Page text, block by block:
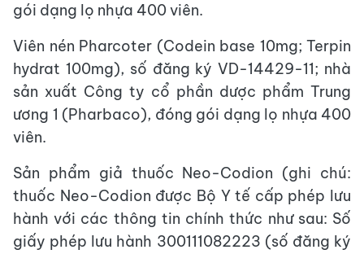
gói dạng lọ nhựa 400 viên.
Viên nén Pharcoter (Codein base 10mg; Terpin
hydrat 100mg), số đăng ký VD-14429-11; nhà
sản xuất Công ty cổ phần dược phẩm Trung
ương 1 (Pharbaco), đóng gói dạng lọ nhựa 400
viên.
Sản phẩm giả thuốc Neo-Codion (ghi chú:
thuốc Neo-Codion được Bộ Y tế cấp phép lưu
hành với các thông tin chính thức như sau: Số
giấy phép lưu hành 300111082223 (số đăng ký